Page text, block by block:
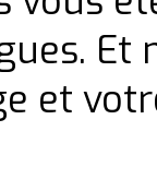
Et
et